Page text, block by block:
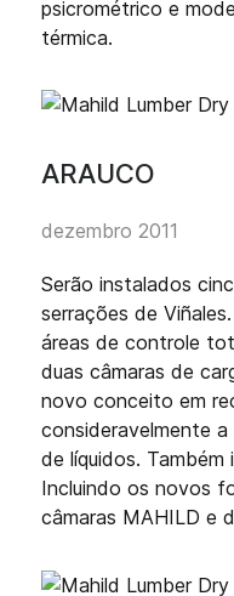
psicrométrico e
térmica.
ARAUCO
dezembro 2011
Serão instalados
serrações de
áreas de controle
duas câmaras de
novo conceito em
consideravelmente
de líquidos.
Incluindo os novos
câmaras MAHILD e